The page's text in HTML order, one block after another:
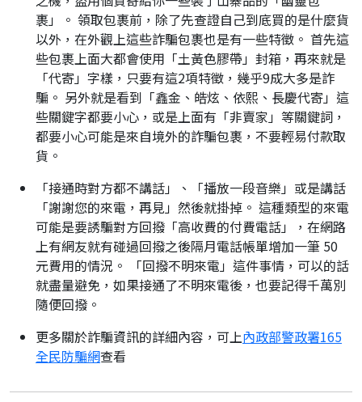
裹」。 領取包裹前，除了先查證自己到底買的是什麼貨
以外，在外觀上這些詐騙包裹也是有一些特徵。 首先這
些包裹上面大都會使用「土黃色膠帶」封箱，再來就是
「代寄」字樣，只要有這2項特徵，幾乎9成大多是詐
騙。 另外就是看到「鑫金、皓炫、依熙、長慶代寄」這
些關鍵字都要小心，或是上面有「非賣家」等關鍵詞，
都要小心可能是來自境外的詐騙包裹，不要輕易付款取
貨。
「接通時對方都不講話」、「播放一段音樂」或是講話
「謝謝您的來電，再見」然後就掛掉。 這種類型的來電
可能是要誘騙對方回撥「高收費的付費電話」，在網路
上有網友就有碰過回撥之後隔月電話帳單增加一筆 50
元費用的情況。 「回撥不明來電」這件事情，可以的話
就盡量避免，如果接通了不明來電後，也要記得千萬別
隨便回撥。
更多關於詐騙資訊的詳細內容，可上內政部警政署165
全民防騙網查看